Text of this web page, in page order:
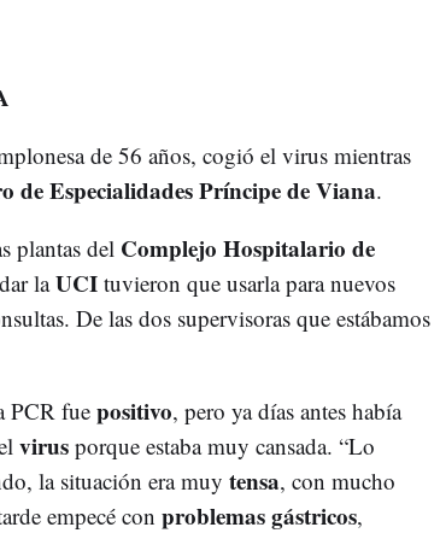
de 56 años, cogió el virus mientras
de Especialidades Príncipe de Viana.
plantas del Complejo Hospitalario de
laUCI tuvieron que usarla para nuevos
De las dos supervisoras que estábamos
PCR fue positivo, pero ya días antes había
virus porque estaba muy cansada. “Lo
la situación era muy tensa, con mucho
empecé con problemas gástricos,